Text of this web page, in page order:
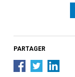
PARTAGER